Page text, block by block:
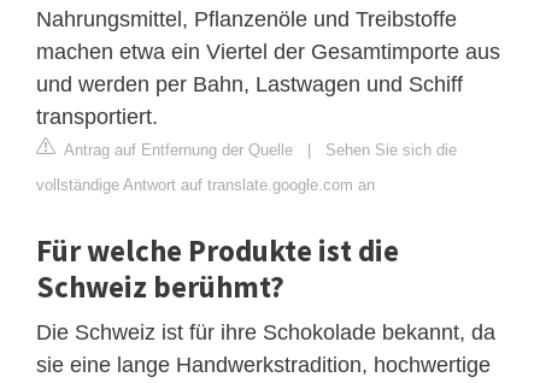
Nahrungsmittel, Pflanzenöle und Treibstoffe
machen etwa ein Viertel der Gesamtimporte aus
und werden per Bahn, Lastwagen und Schiff
transportiert.
Antrag auf Entfernung der Quelle | Sehen Sie sich die
vollständige Antwort auf translate.google.com an
Für welche Produkte ist die
Schweiz berühmt?
Die Schweiz ist für ihre Schokolade bekannt, da
sie eine lange Handwerkstradition, hochwertige